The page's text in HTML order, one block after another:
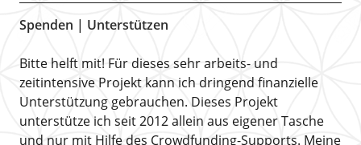
Spenden | Unterstützen
Bitte helft mit! Für dieses sehr arbeits- und
zeitintensive Projekt kann ich dringend finanzielle
Unterstützung gebrauchen. Dieses Projekt
unterstütze ich seit 2012 allein aus eigener Tasche
und nur mit Hilfe des Crowdfunding-Supports. Meine